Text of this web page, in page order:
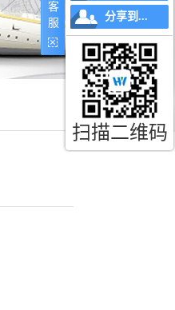
客
服
分享到...
扫描二维码